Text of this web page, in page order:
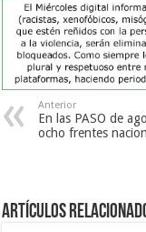
Anterior
En las PASO de
ocho frentes
Artículos